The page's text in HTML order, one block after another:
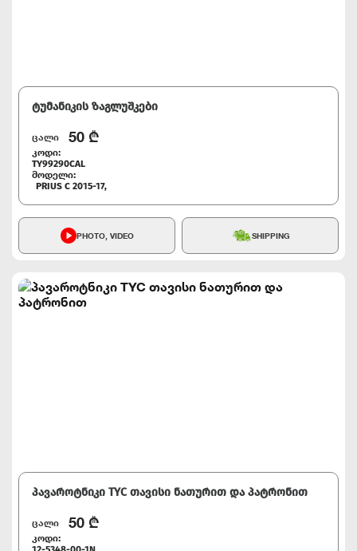
ტუმანიკის ზაგლუშკები
ცალი 50 ₾
კოდი:
TY99290CAL
მოდელი:
PRIUS C 2015-17,
PHOTO, VIDEO SHIPPING
პავაროტნიკი TYC თავისი ნათურით და პატრონით
ცალი 50 ₾
კოდი: